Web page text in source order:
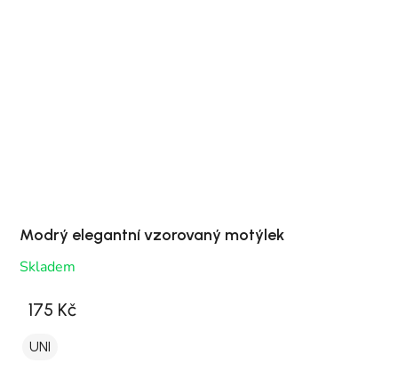
Modrý elegantní vzorovaný motýlek
Skladem
175 Kč
UNI